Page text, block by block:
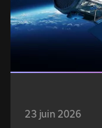
23 juin 2026